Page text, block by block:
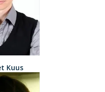
Kuus